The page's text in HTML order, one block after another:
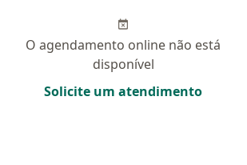
O agendamento online não está
disponível
Solicite um atendimento